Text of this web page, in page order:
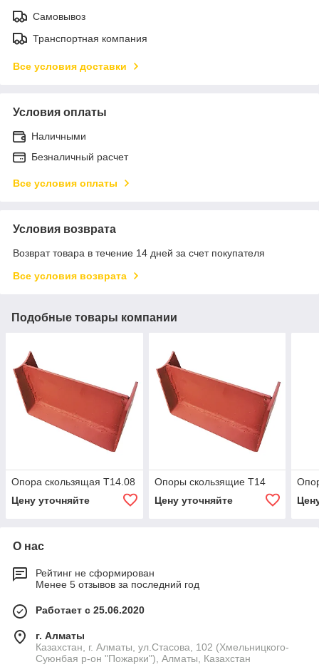
Самовывоз
Транспортная компания
Все условия доставки
Условия оплаты
Наличными
Безналичный расчет
Все условия оплаты
Условия возврата
Возврат товара в течение 14 дней за счет покупателя
Все условия возврата
Подобные товары компании
Опора скользящая Т14.08
Цену уточняйте
Опоры скользящие Т14
Цену уточняйте
О нас
Рейтинг не сформирован
Менее 5 отзывов за последний год
Работает с 25.06.2020
г. Алматы
Казахстан, г. Алматы, ул.Стасова, 102 (Хмельницкого-
Суюнбая р-он "Пожарки"), Алматы, Казахстан